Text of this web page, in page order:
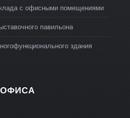
с офисными помещениями
павильона
здания